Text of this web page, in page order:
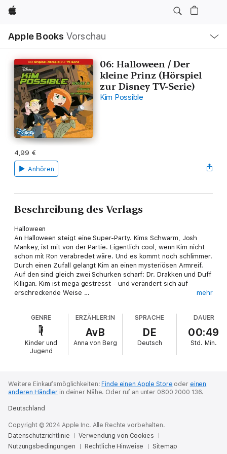
Apple
Apple Books Vorschau
Navigation
Menü
öffnen
06: Halloween / Der
kleine Prinz (Hörspiel
zur Disney TV-Serie)
Kim Possible
4,99 €
Anhören
Beschreibung des Verlags
Halloween
An Halloween steigt eine Super-Party. Kims Schwarm, Josh
Mankey, ist mit von der Partie. Eigentlich cool, wenn Kim nicht
schon mit Ron verabredet wäre. Und es kommt noch schlimmer.
Durch einen Zufall gelangt Kim an einen mysteriösen Armreif.
Auf den sind gleich zwei Schurken scharf: Dr. Drakken und Duff
Killigan. Kim ist mega gestresst - und verändert sich auf
erschreckende Weise …
An Kims Schule steht die Schulsprecherwahl an. Mitten in Kims
Wahlkampf ruft König Willibald sie zu Hilfe. Das kleine
Königreich wird von gefährlichen Neuzeit-Rittern bedroht. Kim
soll den Königssohn beschützen. Also nimmt sie Prinz Willy mit
nach Amerika. Und erlebt eine böse Überraschung nach der
Spieldauer: 49 min
mehr
GENRE
Kinder und
Jugend
ERZÄHLER:IN
AvB
Anna von Berg
SPRACHE
DE
Deutsch
DAUER
00:49
Std. Min.
Weitere Einkaufsmöglichkeiten:Finde einen Apple Store oder einen
anderen Händler in deiner Nähe. Oder ruf an unter 0800 2000 136.
Deutschland
Copyright © 2024 Apple Inc. Alle Rechte vorbehalten.
Datenschutzrichtlinie
Verwendung von Cookies
Nutzungsbedingungen
Rechtliche Hinweise Sitemap